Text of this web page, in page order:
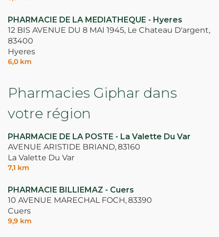
PHARMACIE DE LA MEDIATHEQUE - Hyeres
12 BIS AVENUE DU 8 MAI 1945, Le Chateau D'argent,
83400
Hyeres
6,0 km
Pharmacies Giphar dans
votre région
PHARMACIE DE LA POSTE - La Valette Du Var
AVENUE ARISTIDE BRIAND,83160
La Valette Du Var
7,1 km
PHARMACIE BILLIEMAZ - Cuers
10 AVENUE MARECHAL FOCH,83390
Cuers
9,9 km